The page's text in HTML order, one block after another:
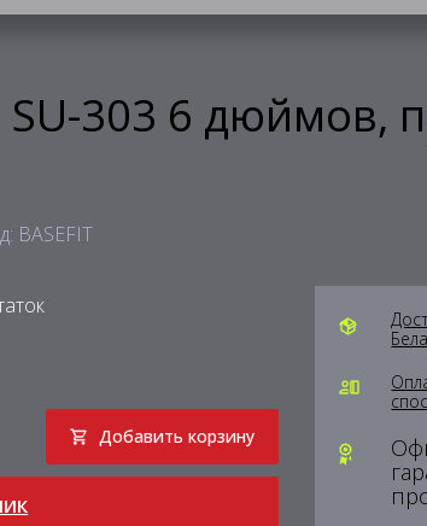
303 6 дюймов,
BASEFIT
Добавить корзину